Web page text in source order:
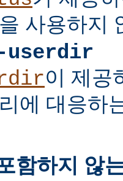
사용하지
이 제공
에 대응하
함하지 않